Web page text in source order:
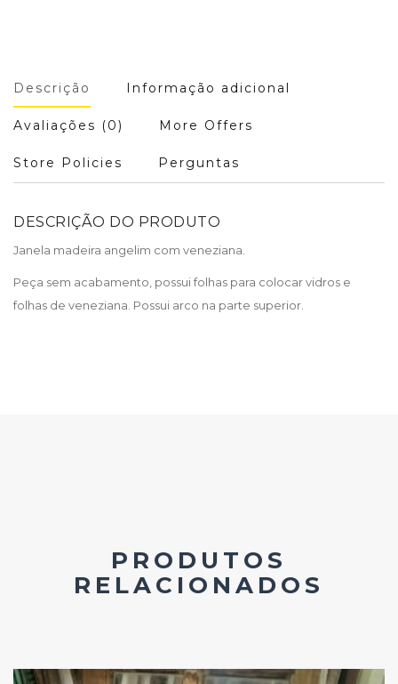
Descrição Informação adicional
Avaliações (0) More Offers
Store Policies Perguntas
DESCRIÇÃO DO PRODUTO
Janela madeira angelim com veneziana.
Peça sem acabamento, possui folhas para colocar vidros e
folhas de veneziana. Possui arco na parte superior.
PRODUTOS
RELACIONADOS